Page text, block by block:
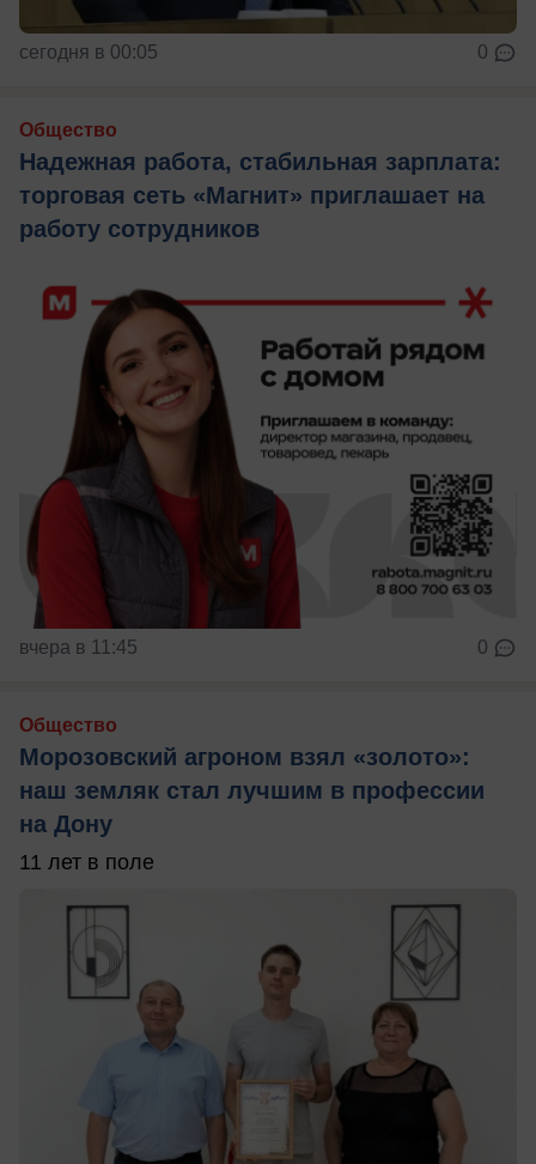
сегодня в 00:05 0
Общество
Надежная работа, стабильная зарплата:
торговая сеть «Магнит» приглашает на
работу сотрудников
вчера в 11:45 0
Общество
Морозовский агроном взял «золото»:
наш земляк стал лучшим в профессии
на Дону
11 лет в поле